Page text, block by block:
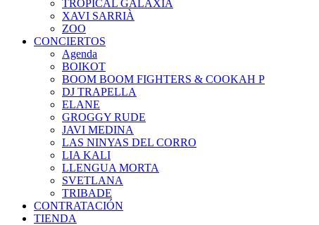
TROPICAL GALAXIA
XAVI SARRIÀ
ZOO
CONCIERTOS
Agenda
BOIKOT
BOOM BOOM FIGHTERS & COOKAH P
DJ TRAPELLA
ELANE
GROGGY RUDE
JAVI MEDINA
LAS NINYAS DEL CORRO
LIA KALI
LLENGUA MORTA
SVETLANA
TRIBADE
CONTRATACIÓN
TIENDA